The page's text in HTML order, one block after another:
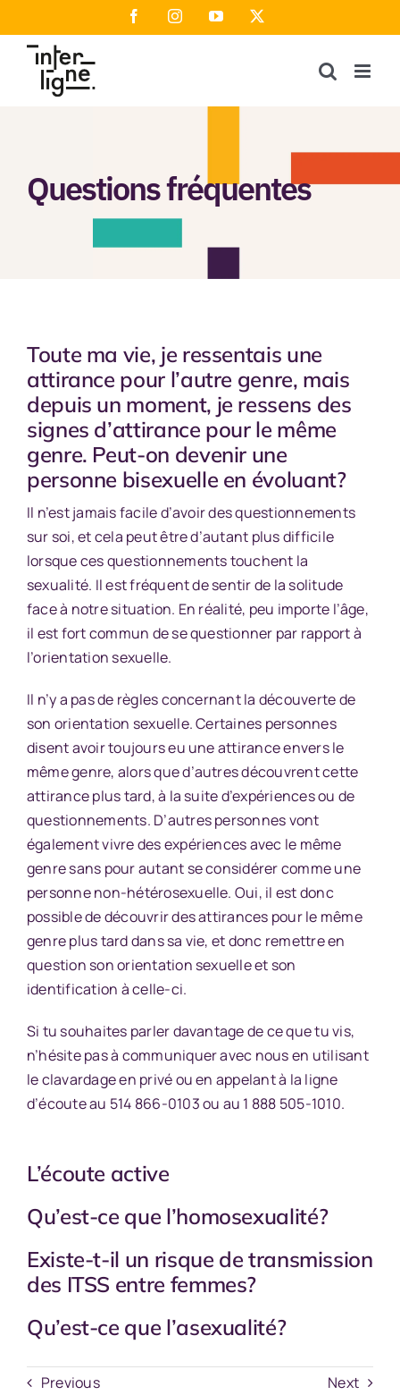
au
contenu
FacebookInstagramYouTube
Questions fréquentes
Toute ma vie, je ressentais une
attirance pour l’autre genre, mais
depuis un moment, je ressens des
signes d’attirance pour le même
genre. Peut-on devenir une
personne bisexuelle en évoluant?
Il n’est jamais facile d’avoir des questionnements
sur soi, et cela peut être d’autant plus difficile
lorsque ces questionnements touchent la
sexualité. Il est fréquent de sentir de la solitude
face à notre situation. En réalité, peu importe l’âge,
il est fort commun de se questionner par rapport à
l’orientation sexuelle.
Il n’y a pas de règles concernant la découverte de
son orientation sexuelle. Certaines personnes
disent avoir toujours eu une attirance envers le
même genre, alors que d’autres découvrent cette
attirance plus tard, à la suite d’expériences ou de
questionnements. D’autres personnes vont
également vivre des expériences avec le même
genre sans pour autant se considérer comme une
personne non-hétérosexuelle. Oui, il est donc
possible de découvrir des attirances pour le même
genre plus tard dans sa vie, et donc remettre en
question son orientation sexuelle et son
identification à celle-ci.
Si tu souhaites parler davantage de ce que tu vis,
n’hésite pas à communiquer avec nous en utilisant
le clavardage en privé ou en appelant à la ligne
d’écoute au 514 866-0103 ou au 1 888 505-1010.
L’écoute active
Qu’est-ce que l’homosexualité?
Existe-t-il un risque de transmission
des ITSS entre femmes?
Qu’est-ce que l’asexualité?
Previous Next